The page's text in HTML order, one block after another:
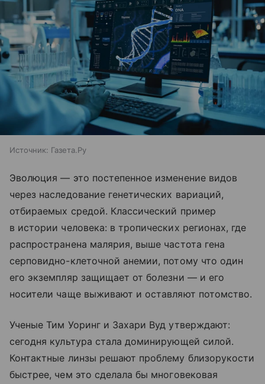
Источник: Газета.Ру
Эволюция — это постепенное изменение видов
через наследование генетических вариаций,
отбираемых средой. Классический пример
в истории человека: в тропических регионах, где
распространена малярия, выше частота гена
серповидно-клеточной анемии, потому что один
его экземпляр защищает от болезни — и его
носители чаще выживают и оставляют потомство.
Ученые Тим Уоринг и Захари Вуд утверждают:
сегодня культура стала доминирующей силой.
Контактные линзы решают проблему близорукости
быстрее, чем это сделала бы многовековая